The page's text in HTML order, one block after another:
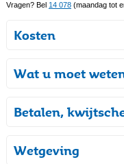
Vragen? Bel 14 078(maandag tot
Kosten
Wat u moet
Betalen,
Wetgeving